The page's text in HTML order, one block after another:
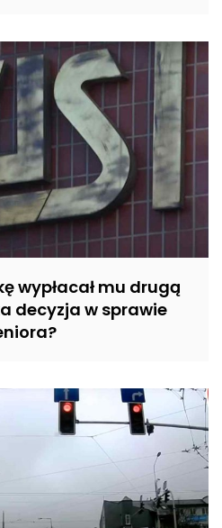
wypłacał mu drugą
decyzja w sprawie